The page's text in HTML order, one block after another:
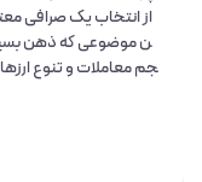
از انتخاب یک صرافی
ن موضوعی که ذهن
جم معاملات و تنوع